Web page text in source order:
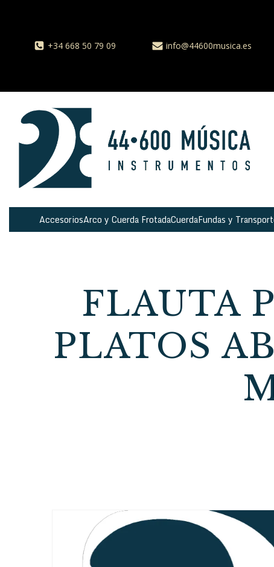
+34 668 50 79 09 info@44600musica.es
AccesoriosArco y Cuerda FrotadaCuerdaFundas y
FLAUTA
PLATOS